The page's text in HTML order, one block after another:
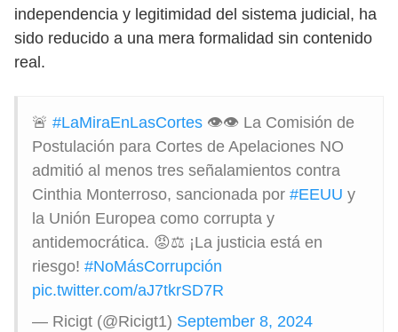
independencia y legitimidad del sistema judicial, ha
sido reducido a una mera formalidad sin contenido
real.
🚨 #LaMiraEnLasCortes 👁️👁️ La Comisión de
Postulación para Cortes de Apelaciones NO
admitió al menos tres señalamientos contra
Cinthia Monterroso, sancionada por #EEUU y
la Unión Europea como corrupta y
antidemocrática. 😡⚖️ ¡La justicia está en
riesgo! #NoMásCorrupción
pic.twitter.com/aJ7tkrSD7R
— Ricigt (@Ricigt1) September 8, 2024